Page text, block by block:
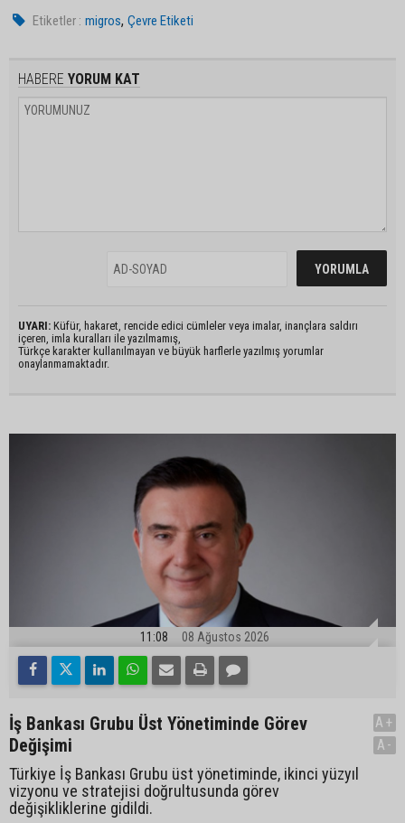
Etiketler : migros,Çevre Etiketi
HABERE YORUM KAT
UYARI: Küfür, hakaret, rencide edici cümleler veya imalar, inançlara saldırı
içeren, imla kuralları ile yazılmamış,
Türkçe karakter kullanılmayan ve büyük harflerle yazılmış yorumlar
onaylanmamaktadır.
11:08 08 Ağustos 2026
İş Bankası Grubu Üst Yönetiminde Görev
Değişimi
Türkiye İş Bankası Grubu üst yönetiminde, ikinci yüzyıl
vizyonu ve stratejisi doğrultusunda görev
değişikliklerine gidildi.
A+
A-